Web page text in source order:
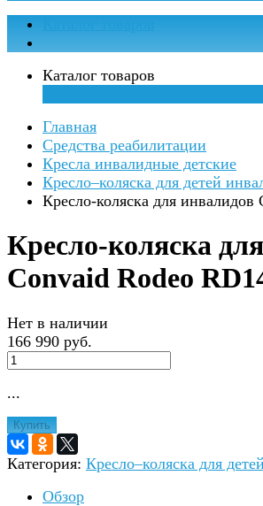
Каталог товаров
Главная
Средства реабилитации
Кресла инвалидные детские
Кресло–коляска для детей
Кресло-коляска для инвалидов
Кресло-коляска
Convaid Rodeo
Нет в наличии
166 990 руб.
...
Купить
Категория: Кресло–коляска для
Обзор